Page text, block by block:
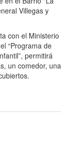
Villegas y
con el Ministerio
“Programa de
permitirá
un comedor, una